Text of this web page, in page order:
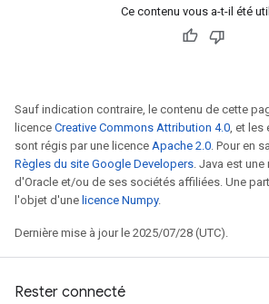
Ce contenu vous a-t-il été
Sauf indication contraire, le contenu de cette
licence Creative Commons Attribution 4.0, et les
sont régis par une licence Apache 2.0. Pour en
Règles du site Google Developers. Java est
d'Oracle et/ou de ses sociétés affiliées. Une
l'objet d'une licence Numpy.
Dernière mise à jour le 2025/07/28 (UTC).
Rester connecté